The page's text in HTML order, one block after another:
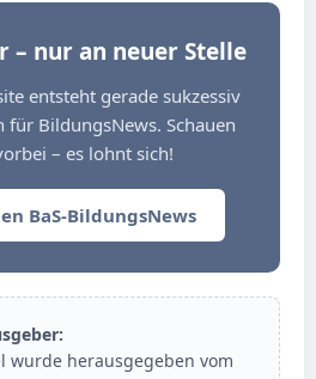
– nur an neuer Stelle
entsteht gerade sukzessiv
für BildungsNews. Schauen
– es lohnt sich!
BaS-BildungsNews
wurde herausgegeben vom